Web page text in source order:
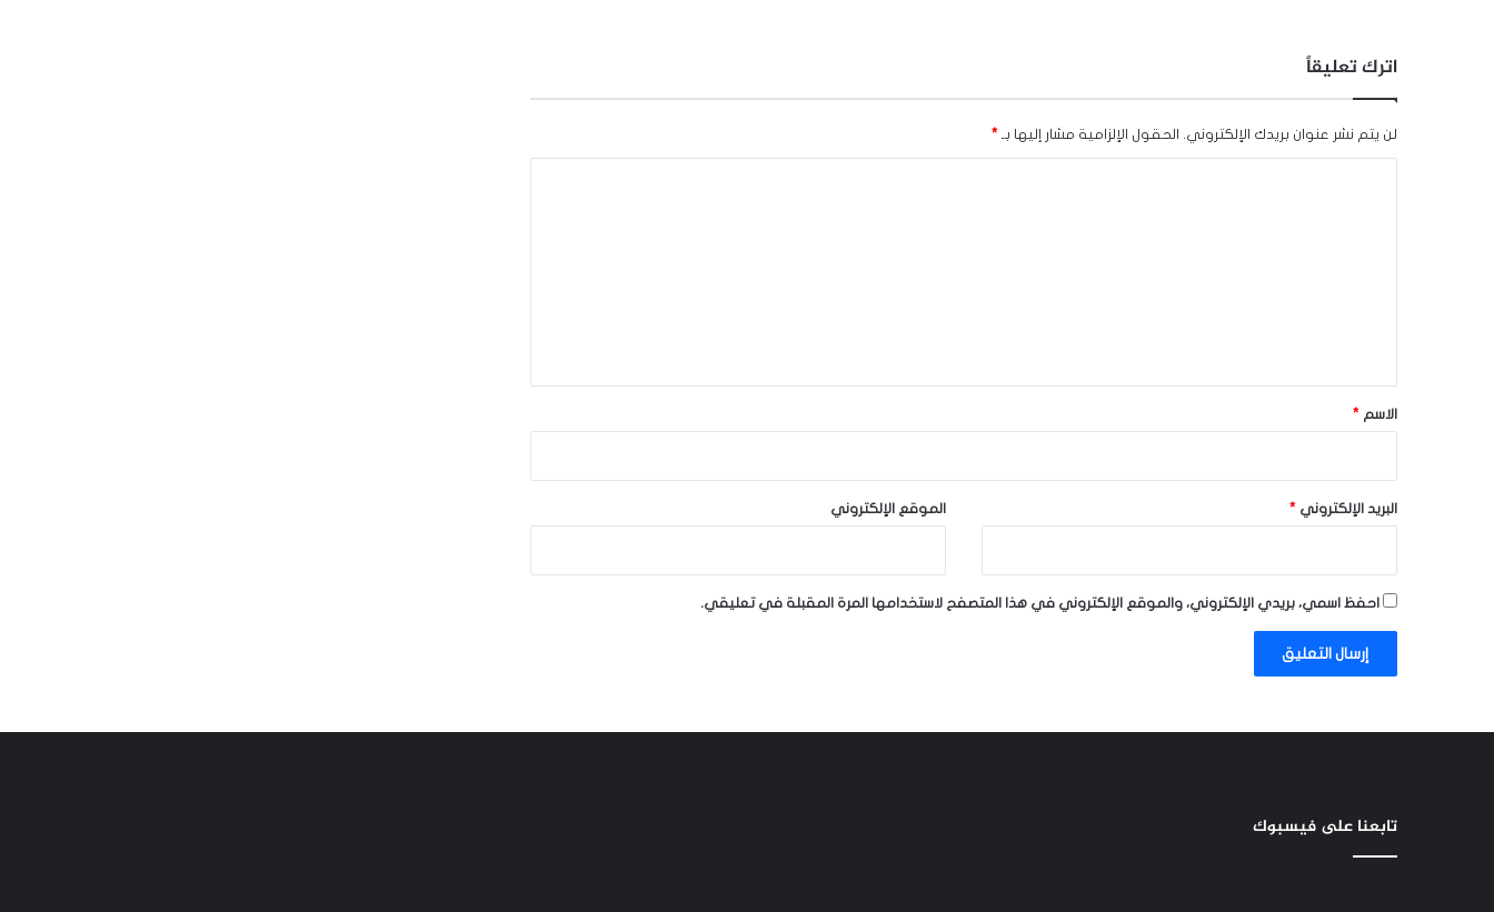
اترك تعليقاً
لن يتم نشر عنوان بريدك الإلكتروني. الحقول الإلزامية مشار إليها بـ *
*الاسم *
البريد الإلكتروني * الموقع الإلكتروني
احفظ اسمي، بريدي الإلكتروني، والموقع الإلكتروني في هذا المتصفح لاستخدامها المرة المقبلة في تعليقي.
تابعنا على فيسبوك